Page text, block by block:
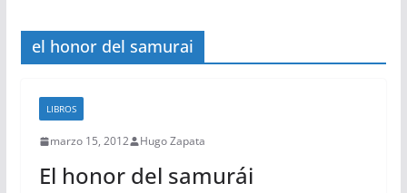
el honor del samurai
LIBROS
marzo 15, 2012 Hugo Zapata
El honor del samurái